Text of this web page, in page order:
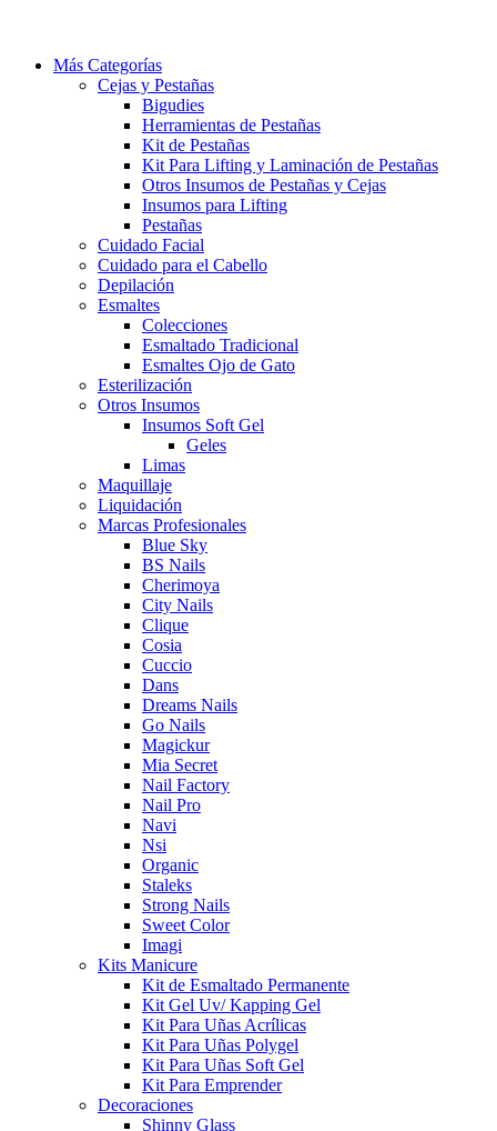
Más Categorías
Cejas y Pestañas
Bigudies
Herramientas de Pestañas
Kit de Pestañas
Kit Para Lifting y Laminación de Pestañas
Otros Insumos de Pestañas y Cejas
Insumos para Lifting
Pestañas
Cuidado Facial
Cuidado para el Cabello
Depilación
Esmaltes
Colecciones
Esmaltado Tradicional
Esmaltes Ojo de Gato
Esterilización
Otros Insumos
Insumos Soft Gel
Geles
Limas
Maquillaje
Liquidación
Marcas Profesionales
Blue Sky
BS Nails
Cherimoya
City Nails
Clique
Cosia
Cuccio
Dans
Dreams Nails
Go Nails
Magickur
Mia Secret
Nail Factory
Nail Pro
Navi
Nsi
Organic
Staleks
Strong Nails
Sweet Color
Imagi
Kits Manicure
Kit de Esmaltado Permanente
Kit Gel Uv/ Kapping Gel
Kit Para Uñas Acrílicas
Kit Para Uñas Polygel
Kit Para Uñas Soft Gel
Kit Para Emprender
Decoraciones
Shinny Glass